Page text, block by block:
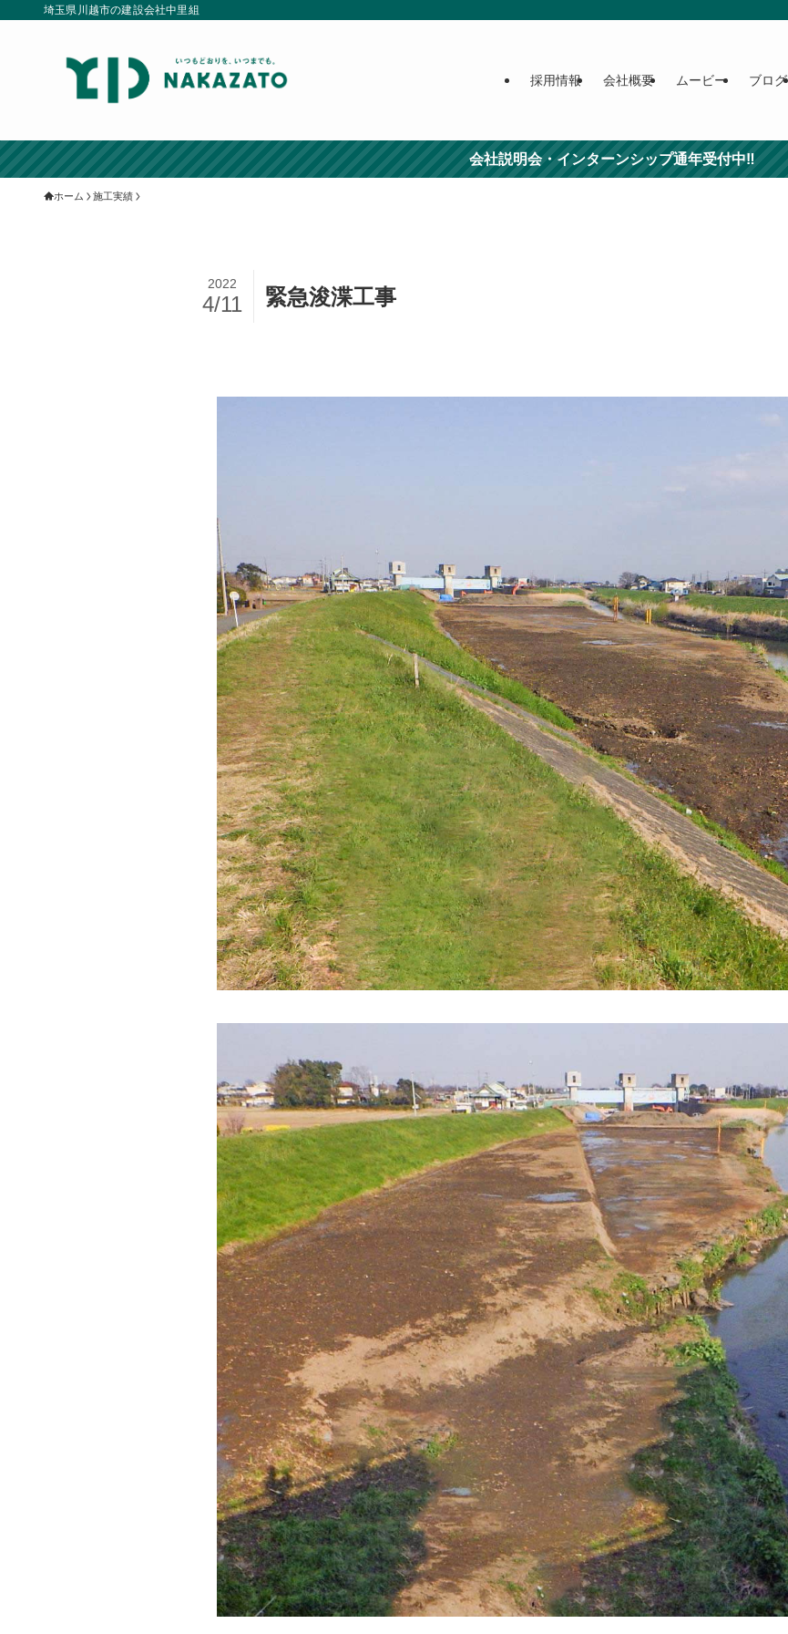
埼玉県川越市の建設会社中里組
採用情報 会社概要 ムービー ブログ
会社説明会・インターンシップ通年受付中‼
ホーム 施工実績
緊急浚渫工事
2022
4/11